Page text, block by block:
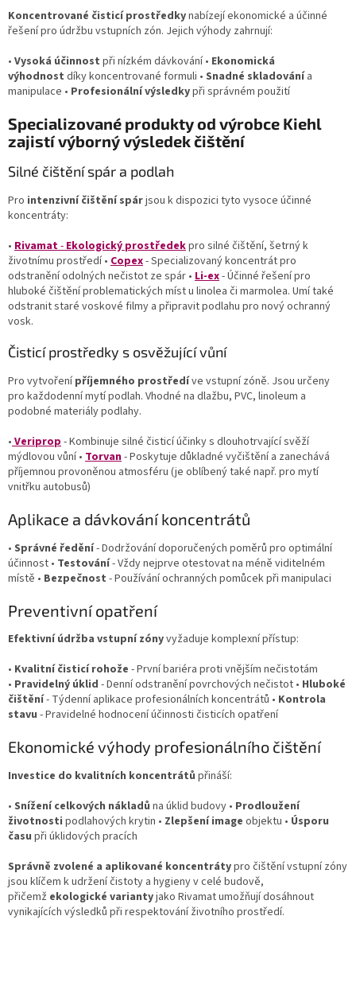
Koncentrované čisticí prostředkynabízejí ekonomické a účinné
řešení pro údržbu vstupních zón. Jejich výhody zahrnují:
• Vysoká účinnost při nízkém dávkování • Ekonomická
výhodnost díky koncentrované formuli • Snadné skladování a
manipulace • Profesionální výsledkypři správném použití
Specializované produkty od výrobce Kiehl
zajistí výborný výsledek čištění
Silné čištění spár a podlah
Pro intenzivní čištění spárjsou k dispozici tyto vysoce účinné
koncentráty:
• Rivamat-Ekologický prostředekpro silné čištění, šetrný k
životnímu prostředí • Copex- Specializovaný koncentrát pro
odstranění odolných nečistot ze spár • Li-ex- Účinné řešení pro
hluboké čištění problematických míst u linolea či marmolea. Umí také
odstranit staré voskové filmy a připravit podlahu pro nový ochranný
vosk.
Čisticí prostředky s osvěžující vůní
Pro vytvoření příjemného prostředíve vstupní zóně. Jsou určeny
pro každodenní mytí podlah. Vhodné na dlažbu, PVC, linoleum a
podobné materiály podlahy.
• Veriprop- Kombinuje silné čisticí účinky s dlouhotrvající svěží
mýdlovou vůní • Torvan- Poskytuje důkladné vyčištění a zanechává
příjemnou provoněnou atmosféru (je oblíbený také např. pro mytí
vnitřku autobusů)
Aplikace a dávkování koncentrátů
• Správné ředění- Dodržování doporučených poměrů pro optimální
účinnost • Testování- Vždy nejprve otestovat na méně viditelném
místě • Bezpečnost - Používání ochranných pomůcek při manipulaci
Preventivní opatření
Efektivní údržba vstupní zónyvyžaduje komplexní přístup:
• Kvalitní čisticí rohože - První bariéra proti vnějším nečistotám
• Pravidelný úklid - Denní odstranění povrchových nečistot • Hluboké
čištění- Týdenní aplikace profesionálních koncentrátů • Kontrola
stavu - Pravidelné hodnocení účinnosti čisticích opatření
Ekonomické výhody profesionálního čištění
Investice do kvalitních koncentrátů přináší:
• Snížení celkových nákladů na úklid budovy • Prodloužení
životnosti podlahových krytin • Zlepšení image objektu • Úsporu
času při úklidových pracích
Správně zvolené a aplikované koncentrátypro čištění vstupní zóny
jsou klíčem k udržení čistoty a hygieny v celé budově,
přičemž ekologické variantyjako Rivamat umožňují dosáhnout
vynikajících výsledků při respektování životního prostředí.